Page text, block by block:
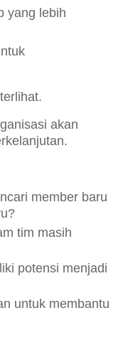
yang lebih
akan
member baru
tim masih
potensi menjadi
untuk membantu